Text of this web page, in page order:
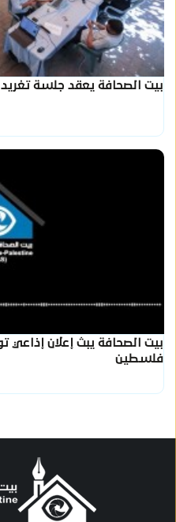
بيت الصحافة يعقد جلسة
بيت الصحافة يبث إعلان
فلسطين